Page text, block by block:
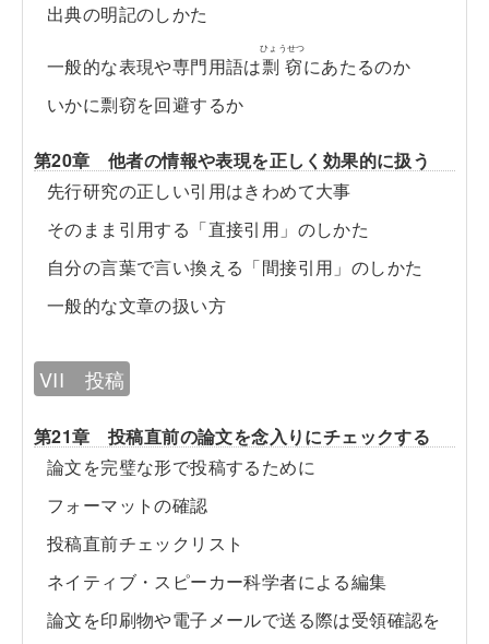
出典の明記のしかた
一般的な表現や専門用語は剽窃
ひょうせつ
にあたるのか
いかに剽窃を回避するか
第20章 他者の情報や表現を正しく効果的に扱う
先行研究の正しい引用はきわめて大事
そのまま引用する「直接引用」のしかた
自分の言葉で言い換える「間接引用」のしかた
一般的な文章の扱い方
VII 投稿
第21章 投稿直前の論文を念入りにチェックする
論文を完璧な形で投稿するために
フォーマットの確認
投稿直前チェックリスト
ネイティブ・スピーカー科学者による編集
論文を印刷物や電子メールで送る際は受領確認を